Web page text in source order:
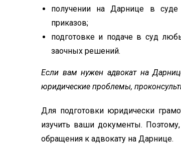
получении на Дарнице в суде
приказов;
подготовке и подаче в суд
заочных решений.
Если вам нужен адвокат на
юридические проблемы,
Для подготовки юридически
изучить ваши документы.
обращения к адвокату на Дарнице.